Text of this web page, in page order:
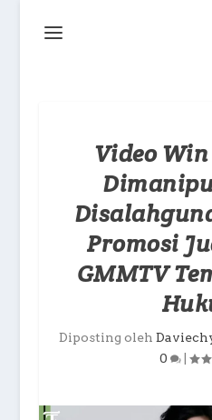
Video
Promosi
GMMTV
Diposting oleh
0
|